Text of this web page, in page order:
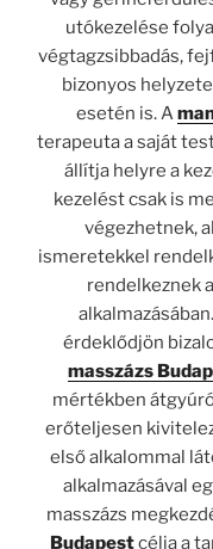
utókezelése
végtagzsibbadás,
bizonyos
esetén is. A
terapeuta a saját
állítja helyre a
kezelést csak is
végezhetnek,
ismeretekkel
rendelkeznek
érdeklődjön
masszázs
mértékben
erőteljesen
első alkalommal
alkalmazásával
masszázs
Budapestcélja a